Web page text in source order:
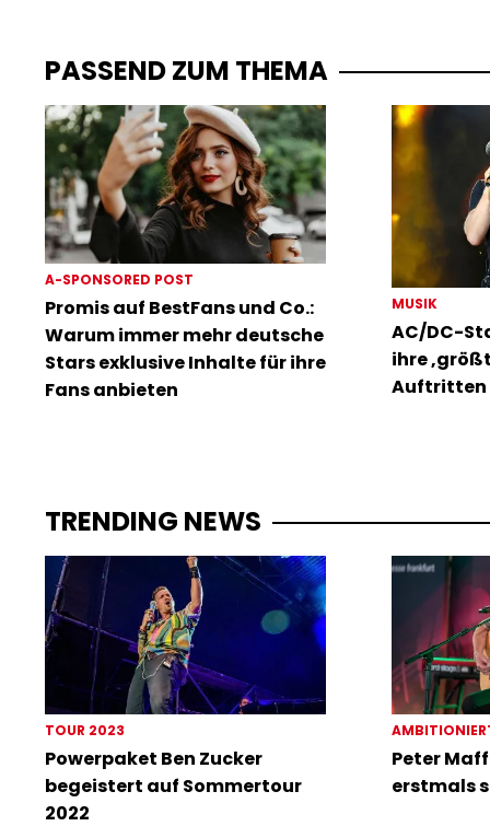
PASSEND ZUM THEMA
A-SPONSORED POST
Promis auf BestFans und Co.:
Warum immer mehr deutsche
Stars exklusive Inhalte für ihre
Fans anbieten
MUSIK
AC/DC-
ihre
Auftritten
TRENDING NEWS
TOUR 2023
Powerpaket Ben Zucker
begeistert auf Sommertour
2022
Peter
erstmals